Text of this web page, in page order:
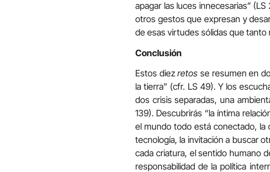
apagar las luces innecesarias”
otros gestos que expresan y
de esas virtudes sólidas que tanto
Conclusión
Estos diezretos se resumen en
la tierra” (cfr. LS 49). Y los
dos crisis separadas, una
139). Descubrirás “la íntima
el mundo todo está conectado, la
tecnología, la invitación a buscar
cada criatura, el sentido humano
responsabilidad de la política